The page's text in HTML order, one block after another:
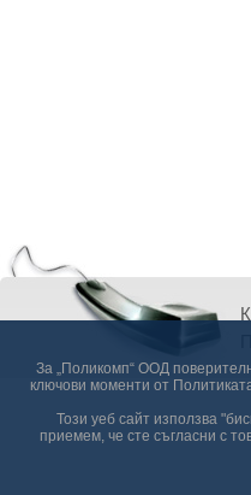
За „Поликомп“ ООД
ключови моменти от
Този уеб сайт използва
приемем, че сте съгласни с